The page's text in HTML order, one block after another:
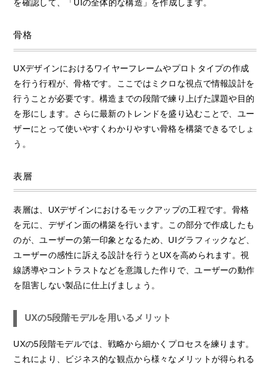
を確認して、「UIの全体的な構造」を作成します。
骨格
UXデザインにおけるワイヤーフレームやプロトタイプの作成
を行う行程が、骨格です。ここではミクロな視点で情報設計を
行うことが必要です。構造までの段階で練り上げた課題や目的
を形にします。さらに最新のトレンドを盛り込むことで、ユー
ザーにとって使いやすくわかりやすい骨格を構築できるでしょ
う。
表層
表層は、UXデザインにおけるモックアップの工程です。骨格
を元に、デザイン面の構築を行います。この部分で作成したも
のが、ユーザーの第一印象となるため、UIグラフィックなど、
ユーザーの感性に訴える設計を行うとUXを高められます。視
線誘導やコントラストなどを意識した作りで、ユーザーの動作
を阻害しない製品に仕上げましょう。
UXの5段階モデルを用いるメリット
UXの5段階モデルでは、戦略から細かくプロセスを練ります。
これにより、ビジネス的な観点から様々なメリットが得られる